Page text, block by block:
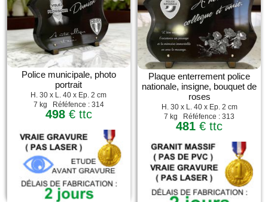
Police municipale, photo
portrait
H. 30 x L. 40 x Ep. 2 cm
7 kg Réféfence : 314
498€ ttc
Plaque enterrement police
nationale, insigne, bouquet de
roses
H. 30 x L. 40 x Ep. 2 cm
7 kg Réféfence : 313
481 € ttc